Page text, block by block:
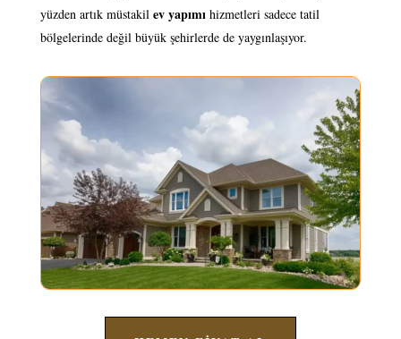
yüzden artık müstakil ev yapımı hizmetleri sadece tatil
bölgelerinde değil büyük şehirlerde de yaygınlaşıyor.